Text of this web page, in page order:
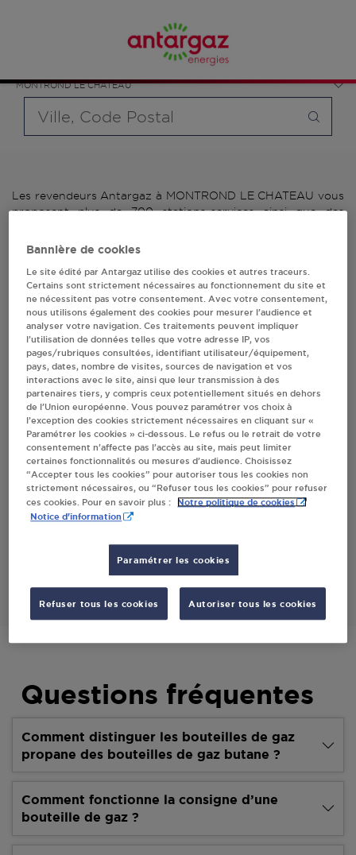
Bourgogne-Franche-Comté
MONTROND LE CHATEAU
bouteille souhaité et le type de point de vente (revendeur /
distributeur automatique de bouteilles de gaz ou station GPL
carburant)
Les revendeurs Antargaz à MONTROND LE CHATEAU vous
proposent plus de 700 stations-services ainsi que des
des revendeurs Antargaz à MONTROND LE CHATEAU,
distributeurs de bouteilles de gaz.
1 revendeur(s) Antargaz
à MONTROND LE
CHATEAU
Villes
LE BISTROT DES MONTS MONTROND LE
CHATEAU
1 RUE DU TILLEUL
S'Y RENDRE
Questions fréquentes
Comment distinguer les bouteilles de gaz
propane des bouteilles de gaz butane ?
Comment fonctionne la consigne d’une
bouteille de gaz ?
Bannière de cookies
Le site édité par Antargaz utilise des cookies et autres traceurs.
Certains sont strictement nécessaires au fonctionnement du site et
ne nécessitent pas votre consentement. Avec votre consentement,
nous utilisons également des cookies pour mesurer l’audience et
analyser votre navigation. Ces traitements peuvent impliquer
l’utilisation de données telles que votre adresse IP, vos
pages/rubriques consultées, identifiant utilisateur/équipement,
pays, dates, nombre de visites, sources de navigation et vos
interactions avec le site, ainsi que leur transmission à des
partenaires tiers, y compris ceux potentiellement situés en dehors
de l’Union européenne. Vous pouvez paramétrer vos choix à
l’exception des cookies strictement nécessaires en cliquant sur «
Paramétrer les cookies » ci-dessous. Le refus ou le retrait de votre
consentement n’affecte pas l’accès au site, mais peut limiter
certaines fonctionnalités ou mesures d’audience. Choisissez
“Accepter tous les cookies” pour autoriser tous les cookies non
strictement nécessaires, ou “Refuser tous les cookies” pour refuser
ces cookies. Pour en savoir plus :
Notre politique de cookies
Notice d'information
Paramétrer les cookies
Refuser tous les cookies Autoriser tous les cookies